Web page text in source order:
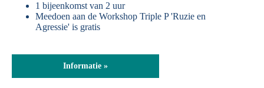
1 bijeenkomst van 2 uur
Meedoen aan de Workshop Triple P 'Ruzie en
Agressie' is gratis
Informatie »